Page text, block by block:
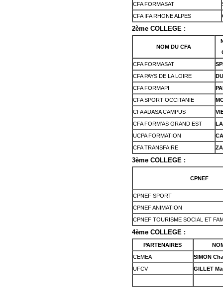
CFA FORMASAT
CFA IFA RHONE ALPES
2ème COLLEGE :
NOM DU CFA
CFA FORMASAT
CFA PAYS DE LA LOIRE
CFA FORMAPI
CFA SPORT OCCITANIE
CFA ADASA CAMPUS
CFA FORM’AS GRAND EST
UCPA FORMATION
CFA TRANSFAIRE
3ème COLLEGE :
CPNEF
CPNEF SPORT
CPNEF ANIMATION
CPNEF TOURISME SOCIAL ET
4ème COLLEGE :
PARTENAIRES
CEMEA
SIMON
UFCV
GILLET